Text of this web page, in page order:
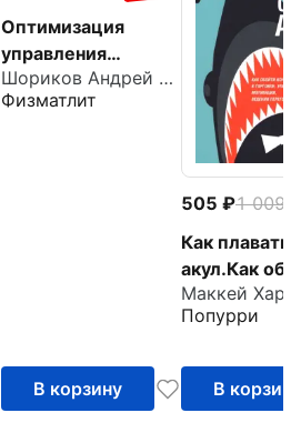
Оптимизация
управления
производственным
и системами.
Шориков Андрей Федорович
Физматлит
В корзину
505 1 009
Как плавать
акул.Как
конкурентов
торговле,
мотивации,
ведении
Маккей
Попурри
В корзину